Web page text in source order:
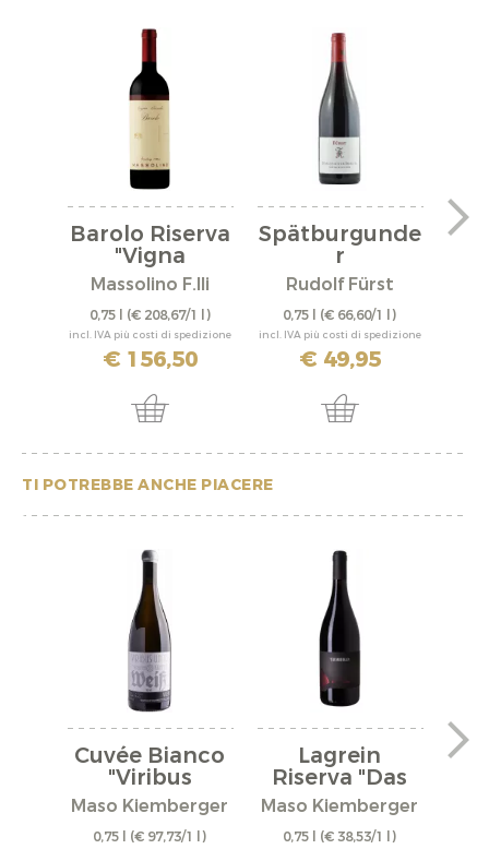
Barolo Riserva
"Vigna
Rionda"...
Massolino F.lli
0,75 l (€ 208,67/1 l)
incl. IVA più costi di spedizione
€ 156,50
Spätburgunde
r
"Bürgstadter...
Rudolf Fürst
0,75 l (€ 66,60/1 l)
incl. IVA più costi di spedizione
€ 49,95
TI POTREBBE ANCHE PIACERE
Cuvée Bianco
"Viribus
Unitis"...
Maso Kiemberger
0,75 l (€ 97,73/1 l)
Lagrein
Riserva "Das
rote...
Maso Kiemberger
0,75 l (€ 38,53/1 l)